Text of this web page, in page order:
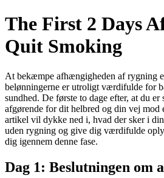
The First 2 Days
Quit Smoking
At bekæmpe afhængigheden af ​​rygning
belønningerne er utroligt værdifulde for
sundhed. De første to dage efter, at du er
afgørende for dit helbred og din vej
artikel vil dykke ned i, hvad der sker i
uden rygning og give dig værdifulde
dig igennem denne fase.
Dag 1: Beslutningen om